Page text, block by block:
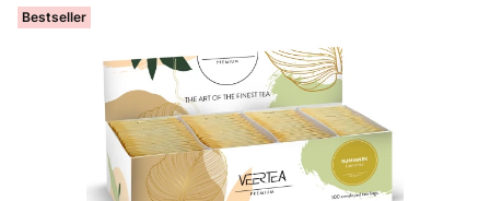
Bestseller